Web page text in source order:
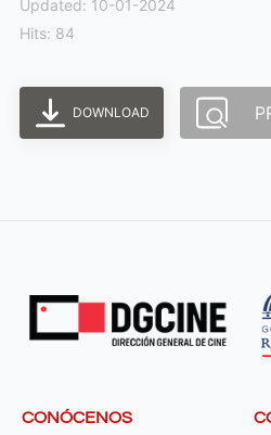
Updated: 10-01-2024
Hits: 84
DOWNLOAD
CONÓCENOS